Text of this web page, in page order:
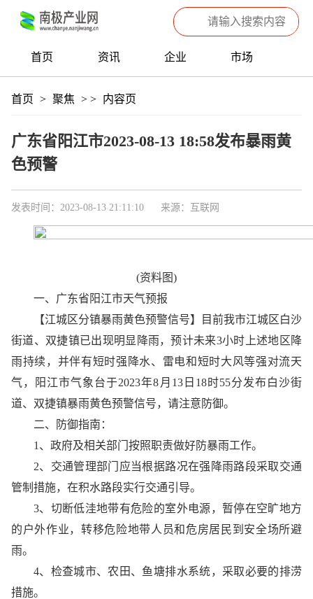
首页 资讯 企业 市场
首页 > 聚焦 > > 内容页
广东省阳江市2023-08-13 18:58发布暴雨黄
色预警
发表时间：2023-08-13 21:11:10 来源：互联网
(资料图)
一、广东省阳江市天气预报
【江城区分镇暴雨黄色预警信号】目前我市江城区白沙
街道、双捷镇已出现明显降雨，预计未来3小时上述地区降
雨持续，并伴有短时强降水、雷电和短时大风等强对流天
气，阳江市气象台于2023年8月13日18时55分发布白沙街
道、双捷镇暴雨黄色预警信号，请注意防御。
二、防御指南：
1、政府及相关部门按照职责做好防暴雨工作。
2、交通管理部门应当根据路况在强降雨路段采取交通
管制措施，在积水路段实行交通引导。
3、切断低洼地带有危险的室外电源，暂停在空旷地方
的户外作业，转移危险地带人员和危房居民到安全场所避
雨。
4、检查城市、农田、鱼塘排水系统，采取必要的排涝
措施。